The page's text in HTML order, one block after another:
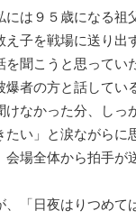
は９５歳になる祖
え子を戦場に送り出
を聞こうと思ってい
爆者の方と話してい
けなかった分、しっ
たい」と涙ながらに
場全体から拍手が
「日夜はりつめて